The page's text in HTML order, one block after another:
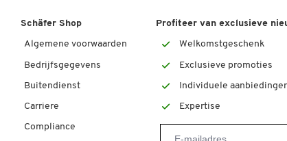
Schäfer Shop
Algemene voorwaarden
Bedrijfsgegevens
Buitendienst
Carriere
Compliance
Profiteer van exclusieve
Welkomstgeschenk
Exclusieve promoties
Individuele
Expertise